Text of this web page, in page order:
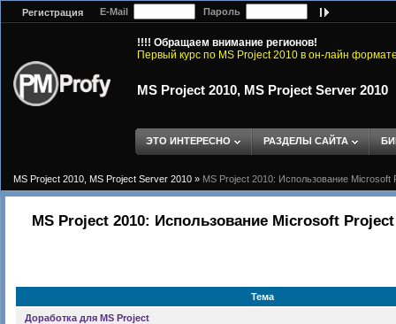
Регистрация E-Mail Пароль
!!!! Обращаем внимание регионов!
Первый курс по MS Project 2010 в он-лайн
MS Project 2010, MS Project Server 2010
ЭТО ИНТЕРЕСНО РАЗДЕЛЫ САЙТА
MS Project 2010, MS Project Server 2010 » MS Project 2010: Использование Microsoft
MS Project 2010: Использование Microsoft
Тема
Доработка для MS Project